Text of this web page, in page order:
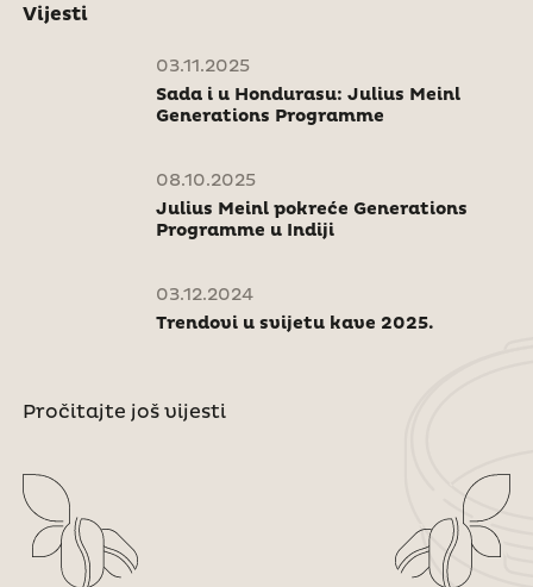
Vijesti
03.11.2025
Sada i u Hondurasu: Julius Meinl
Generations Programme
08.10.2025
Julius Meinl pokreće Generations
Programme u Indiji
03.12.2024
Trendovi u svijetu kave 2025.
Pročitajte još vijesti